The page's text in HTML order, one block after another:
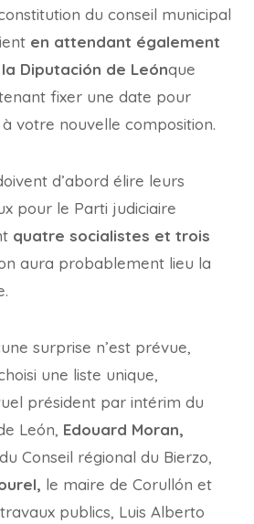
du conseil municipal
en attendant également
Diputación de Leónque
fixer une date pour
votre nouvelle composition.
d’abord élire leurs
pour le Parti judiciaire
quatre socialistes et trois
aura probablement lieu la
surprise n’est prévue,
une liste unique,
président par intérim du
León, Edouard Moran,
Conseil régional du Bierzo,
le maire de Corullón et
publics, Luis Alberto